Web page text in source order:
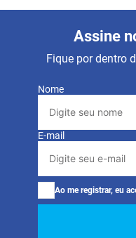
Assine
Fique por dentro
Nome
E-mail
Ao me registrar, eu